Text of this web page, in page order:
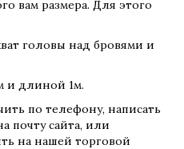
вам размера. Для этого
головы над бровями и
и длиной 1м.
по телефону, написать
почту сайта, или
на нашей торговой